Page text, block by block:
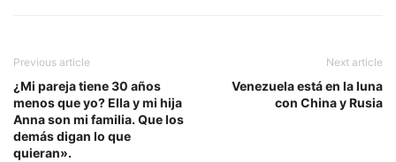
Previous article
¿Mi pareja tiene 30 años
menos que yo? Ella y mi hija
Anna son mi familia. Que los
demás digan lo que
quieran».
Next article
Venezuela está en la luna
con China y Rusia